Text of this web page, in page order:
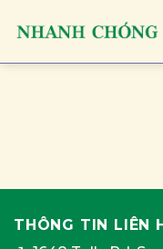
THÔNG TIN LIÊN